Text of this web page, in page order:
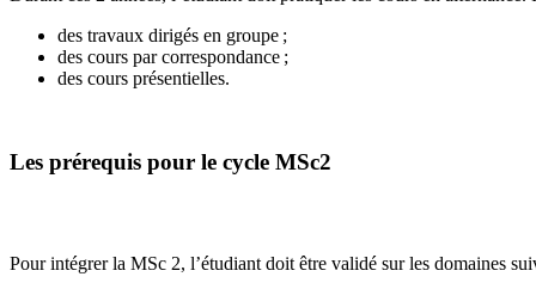
des travaux dirigés en groupe ;
des cours par correspondance ;
des cours présentielles.
Les prérequis pour le cycle MSc2
Pour intégrer la MSc 2, l’étudiant doit être validé sur les domaines